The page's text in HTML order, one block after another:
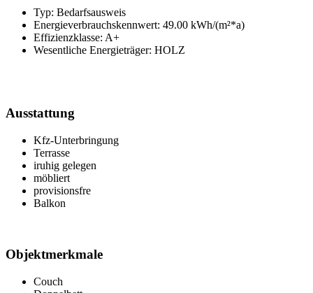
Typ: Bedarfsausweis
Energieverbrauchskennwert: 49.00 kWh/(m²*a)
Effizienzklasse: A+
Wesentliche Energieträger: HOLZ
Ausstattung
Kfz-Unterbringung
Terrasse
iruhig gelegen
möbliert
provisionsfre
Balkon
Objektmerkmale
Couch